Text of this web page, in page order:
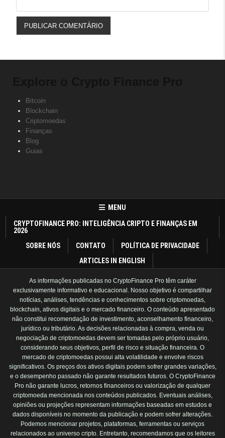
Bitcoin
Blockchain
Criptomoedas
Finanças
Blog
Guias
MENU
CRYPTOFINANCE PRO: INTELIGÊNCIA CRIPTO E FINANÇAS EM
2026
SOBRE NÓS
CONTATO
POLÍTICA DE PRIVACIDADE
ARTICLES IN ENGLISH
As informações publicadas no CryptoFinance Pro têm caráter
exclusivamente informativo e educacional. Nosso objetivo é compartilhar
notícias, análises, tendências e conhecimentos sobre criptomoedas,
blockchain, ativos digitais e o mercado financeiro. O conteúdo apresentado
não constitui recomendação de investimento, aconselhamento financeiro,
jurídico ou tributário. As decisões relacionadas à compra, venda ou
negociação de criptomoedas devem ser tomadas pelo próprio usuário,
considerando seus objetivos, perfil de risco e situação financeira. O
mercado de criptomoedas possui alta volatilidade e envolve riscos
significativos. Os preços dos ativos digitais podem sofrer grandes variações,
e o desempenho passado não garante resultados futuros. O CryptoFinance
Pro não garante lucros, retornos financeiros ou valorização de qualquer
criptomoeda mencionada nos conteúdos publicados. Eventuais análises,
opiniões ou projeções representam informações baseadas em estudos e
dados disponíveis no momento da publicação e podem sofrer alterações.
Podemos mencionar projetos, plataformas, ferramentas ou serviços
relacionados ao universo cripto. Entretanto, recomendamos que os leitores